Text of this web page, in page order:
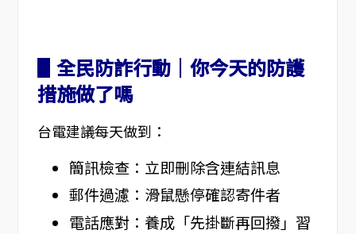
▋全民防詐行動｜你今天的防護
措施做了嗎
台電建議每天做到：
簡訊檢查：立即刪除含連結訊息
郵件過濾：滑鼠懸停確認寄件者
電話應對：養成「先掛斷再回撥」習